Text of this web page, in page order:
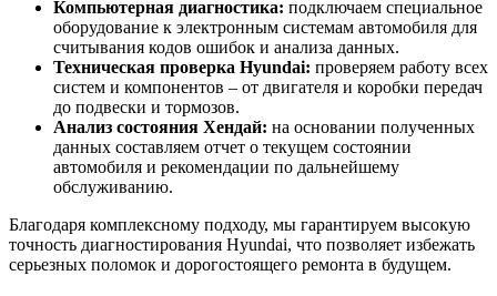
Компьютерная диагностика: подключаем специальное
оборудование к электронным системам автомобиля для
считывания кодов ошибок и анализа данных.
Техническая проверка Hyundai: проверяем работу всех
систем и компонентов – от двигателя и коробки передач
до подвески и тормозов.
Анализ состояния Хендай: на основании полученных
данных составляем отчет о текущем состоянии
автомобиля и рекомендации по дальнейшему
обслуживанию.
Благодаря комплексному подходу, мы гарантируем высокую
точность диагностирования Hyundai, что позволяет избежать
серьезных поломок и дорогостоящего ремонта в будущем.